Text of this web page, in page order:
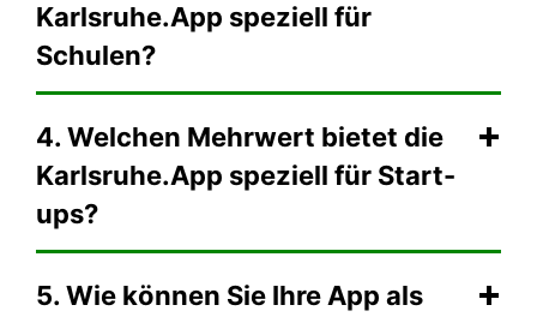
Karlsruhe.App speziell für
Schulen?
4. Welchen Mehrwert bietet die
Karlsruhe.App speziell für Start-
ups?
5. Wie können Sie Ihre App als